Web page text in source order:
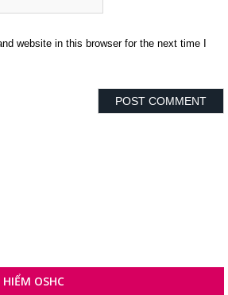
website in this browser for the next time I